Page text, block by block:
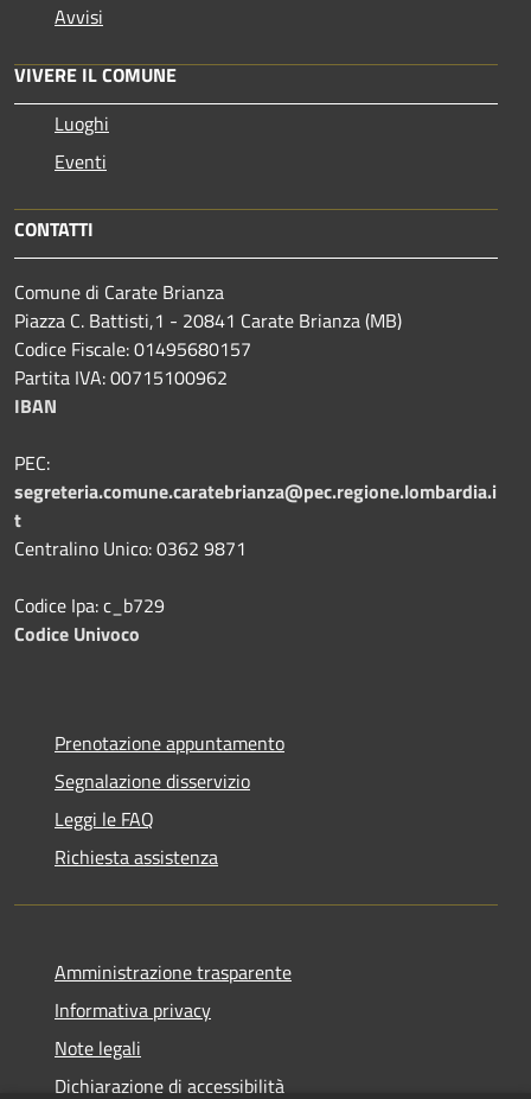
Avvisi
VIVERE IL COMUNE
Luoghi
Eventi
CONTATTI
Comune di Carate Brianza
Piazza C. Battisti,1 - 20841 Carate Brianza (MB)
Codice Fiscale: 01495680157
Partita IVA: 00715100962
IBAN
PEC:
segreteria.comune.caratebrianza@pec.regione.lombardia.i
t
Centralino Unico: 0362 9871
Codice Ipa: c_b729
Codice Univoco
Prenotazione appuntamento
Segnalazione disservizio
Leggi le FAQ
Richiesta assistenza
Amministrazione trasparente
Informativa privacy
Note legali
Dichiarazione di accessibilità